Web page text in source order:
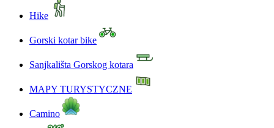
Hike
Gorski kotar bike
Sanjkališta Gorskog kotara
MAPY TURYSTYCZNE
Camino